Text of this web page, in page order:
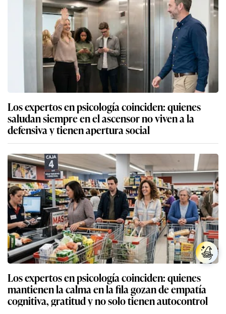
Los expertos en psicología coinciden: quienes
saludan siempre en el ascensor no viven a la
defensiva y tienen apertura social
Los expertos en psicología coinciden: quienes
mantienen la calma en la fila gozan de empatía
cognitiva, gratitud y no solo tienen autocontrol